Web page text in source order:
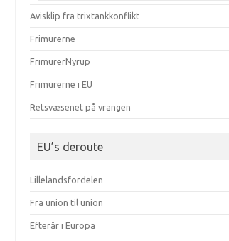
Avisklip fra trixtankkonflikt
Frimurerne
FrimurerNyrup
Frimurerne i EU
Retsvæsenet på vrangen
EU’s deroute
Lillelandsfordelen
Fra union til union
Efterår i Europa